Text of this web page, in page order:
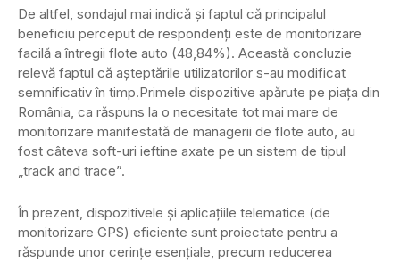
De altfel, sondajul mai indică şi faptul că principalul
beneficiu perceput de respondenţi este de monitorizare
facilă a întregii flote auto (48,84%). Această concluzie
relevă faptul că aşteptările utilizatorilor s-au modificat
semnificativ în timp.Primele dispozitive apărute pe piaţa din
România, ca răspuns la o necesitate tot mai mare de
monitorizare manifestată de managerii de flote auto, au
fost câteva soft-uri ieftine axate pe un sistem de tipul
„track and trace”.
În prezent, dispozitivele şi aplicaţiile telematice (de
monitorizare GPS) eficiente sunt proiectate pentru a
răspunde unor cerinţe esenţiale, precum reducerea